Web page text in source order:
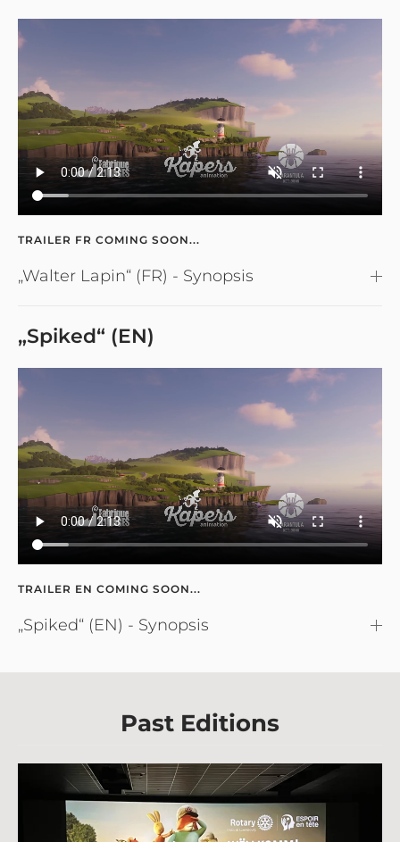
TRAILER FR COMING SOON...
„Walter Lapin“ (FR) - Synopsis
„Spiked“ (EN)
TRAILER EN COMING SOON...
„Spiked“ (EN) - Synopsis
Past Editions